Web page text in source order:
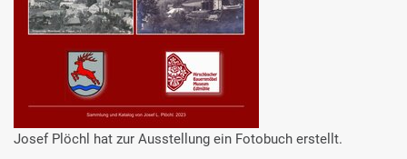
Josef Plöchl hat zur Ausstellung ein Fotobuch erstellt.